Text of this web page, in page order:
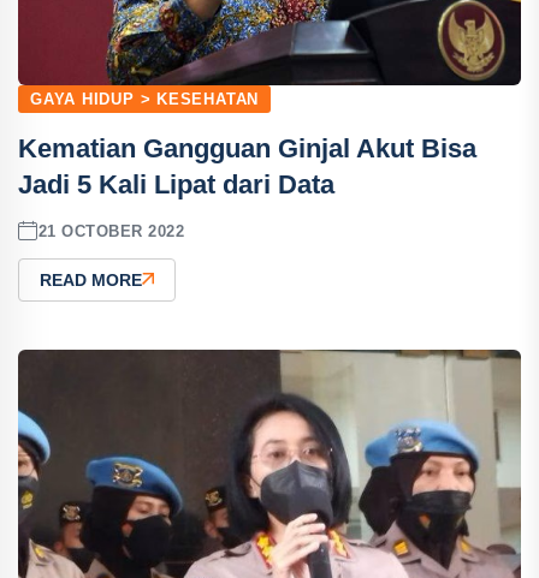
GAYA HIDUP > KESEHATAN
Kematian Gangguan Ginjal Akut Bisa
Jadi 5 Kali Lipat dari Data
21 OCTOBER 2022
READ MORE